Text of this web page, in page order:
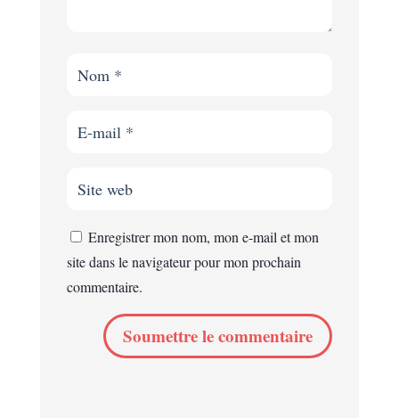
Enregistrer mon nom, mon e-mail et mon
site dans le navigateur pour mon prochain
commentaire.
Soumettre le commentaire